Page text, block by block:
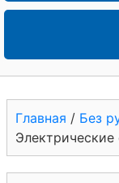
Главная / Без